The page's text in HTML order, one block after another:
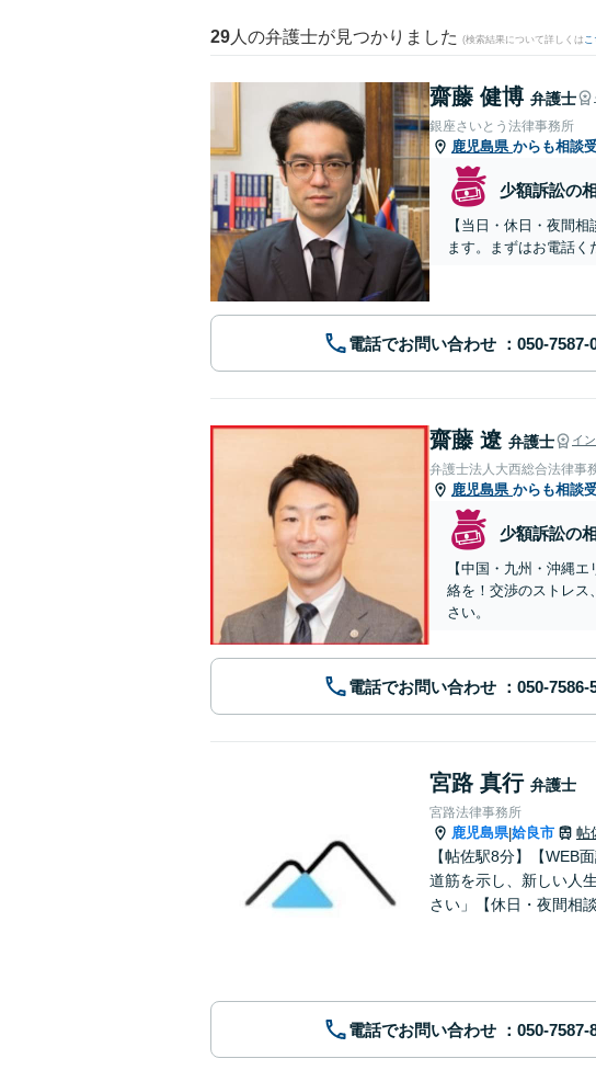
29 人の弁護士が見つかりました (検索結果について詳しくは こ
齋藤 健博 弁護士
銀座さいとう法律事務所
鹿児島県 からも相談
少額訴訟の
【当日・休日・夜間
ます。まずはお電話く
電話でお問い合わせ
齋藤 遼 弁護士 イ
弁護士法人大西総合法律事
鹿児島県 からも相談
少額訴訟の
【中国・九州・沖縄
絡を！交渉のストレス
さい。
電話でお問い合わせ
宮路 真行 弁護士
宮路法律事務所
鹿児島県|姶良市 帖
【帖佐駅8分】【WEB
道筋を示し、新しい人
さい」【休日・夜間相談
電話でお問い合わせ